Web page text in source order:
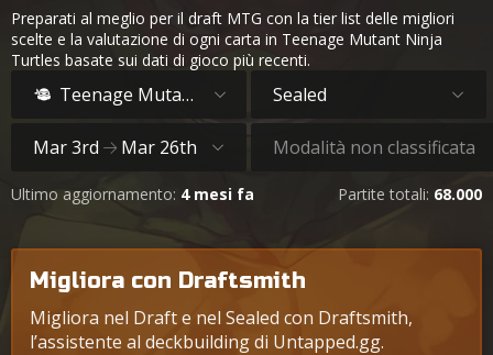
Preparati al meglio per il draft MTG con la tier list delle migliori
scelte e la valutazione di ogni carta in Teenage Mutant Ninja
Turtles basate sui dati di gioco più recenti.
Teenage Mutant Ninja Turtles Sealed
Mar 3rd Mar 26th Modalità non classificata
Ultimo aggiornamento: 4 mesi fa Partite totali: 68.000
Migliora con Draftsmith
Migliora nel Draft e nel Sealed con Draftsmith,
l’assistente al deckbuilding di Untapped.gg.